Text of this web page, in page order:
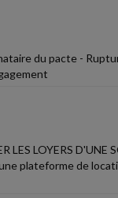
du pacte -
LES LOYERS
plateforme de